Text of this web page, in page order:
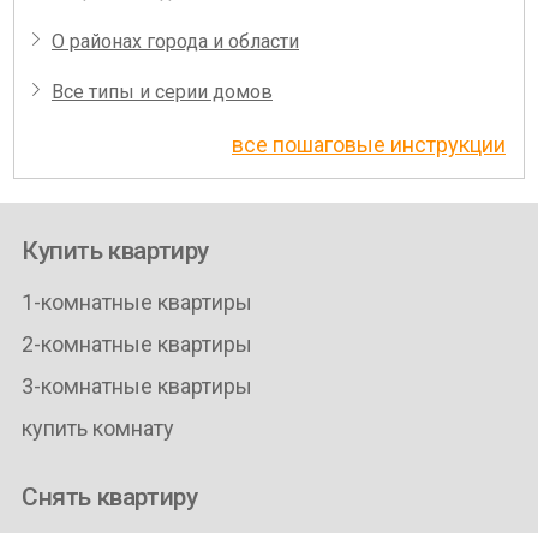
О районах города и области
Все типы и серии домов
все пошаговые инструкции
Купить квартиру
1-комнатные квартиры
2-комнатные квартиры
3-комнатные квартиры
купить комнату
Снять квартиру